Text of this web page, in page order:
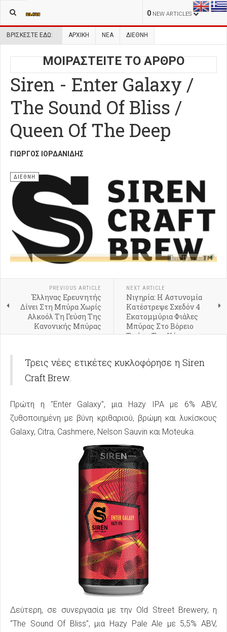
0 NEW ARTICLES
ΒΡΊΣΚΕΣΤΕ ΕΔΏ: ΑΡΧΙΚΉ ΝΕΑ ΔΙΕΘΝΗ
ΜΟΙΡΑΣΤΕΙΤΕ ΤΟ ΑΡΘΡΟ
Siren - Enter Galaxy /
The Sound Of Bliss /
Queen Of The Deep
ΓΙΏΡΓΟΣ ΙΟΡΔΑΝΊΔΗΣ
ΔΙΕΘΝΗ
PREVIOUS ARTICLE
Έλληνας Ερευνητής
Δίνει Στη Μπύρα Χωρίς
Αλκοόλ Τη Γεύση Της
Κανονικής Μπύρας
NEXT ARTICLE
Νιγηρία: Η Αστυνομία
Κατέστρεψε Σχεδόν 4
Εκατομμύρια Φιάλες
Μπύρας Στο Βόρειο
Τμήμα Της Χώρας
Τρεις νέες ετικέτες κυκλοφόρησε η Siren
Craft Brew.
Πρώτη η "Enter Galaxy", μια Hazy IPA με 6% ABV,
ζυθοποιημένη με βύνη κριθαριού, βρώμη και λυκίσκους
Galaxy, Citra, Cashmere, Nelson Sauvin και Moteuka.
Δεύτερη, σε συνεργασία με την Old Street Brewery, η
"The Sound Of Bliss", μια Hazy Pale Ale με 5,5% ABV,